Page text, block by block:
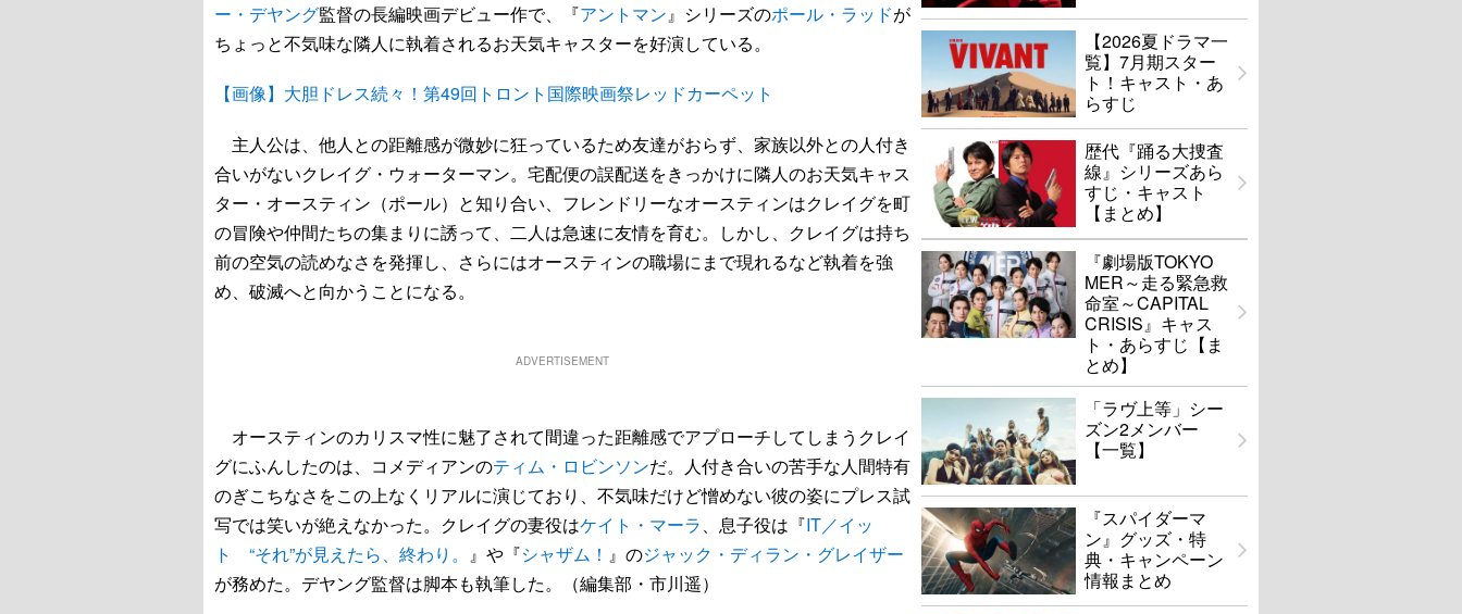
ー・デヤング監督の長編映画デビュー作で、『アントマン』シリーズのポール・ラッドが
ちょっと不気味な隣人に執着されるお天気キャスターを好演している。
【画像】大胆ドレス続々！第49回トロント国際映画祭レッドカーペット
主人公は、他人との距離感が微妙に狂っているため友達がおらず、家族以外との人付き
合いがないクレイグ・ウォーターマン。宅配便の誤配送をきっかけに隣人のお天気キャス
ター・オースティン（ポール）と知り合い、フレンドリーなオースティンはクレイグを町
の冒険や仲間たちの集まりに誘って、二人は急速に友情を育む。しかし、クレイグは持ち
前の空気の読めなさを発揮し、さらにはオースティンの職場にまで現れるなど執着を強
め、破滅へと向かうことになる。
ADVERTISEMENT
オースティンのカリスマ性に魅了されて間違った距離感でアプローチしてしまうクレイ
グにふんしたのは、コメディアンのティム・ロビンソンだ。人付き合いの苦手な人間特有
のぎこちなさをこの上なくリアルに演じており、不気味だけど憎めない彼の姿にプレス試
写では笑いが絶えなかった。クレイグの妻役はケイト・マーラ 、息子役は『IT／イッ
ト “それ”が見えたら、終わり。
』や『シャザム！ 』のジャック・ディラン・グレイザー
が務めた。デヤング監督は脚本も執筆した。（編集部・市川遥）
【2026夏ドラマ一
覧】7月期スター
ト！キャスト・あ
らすじ
歴代『踊る大捜査
線』シリーズあら
すじ・キャスト
【まとめ】
『劇場版TOKYO
MER～走る緊急救
命室～CAPITAL
CRISIS』キャス
ト・あらすじ【ま
とめ】
「ラヴ上等」シー
ズン2メンバー
【一覧】
『スパイダーマ
ン』グッズ・特
典・キャンペーン
情報まとめ